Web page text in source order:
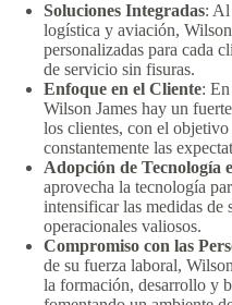
Soluciones Integradas: Al
logística y aviación,
personalizadas para cada
de servicio sin fisuras.
Enfoque en el Cliente:
Wilson James hay un
los clientes, con el
constantemente las
Adopción de Tecnología
aprovecha la tecnología
intensificar las medidas
operacionales valiosos.
Compromiso con las
de su fuerza laboral,
la formación, desarrollo y